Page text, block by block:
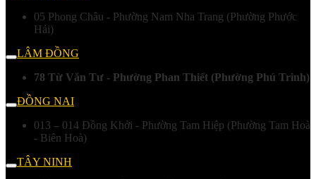
05 Phong Châu - Phường Nam Nha Trang (Phường Phước
Hải)
LÂM ĐỒNG
78 Từ Văn Tư - Phường Phan Thiết (Phường Phú Trinh)
ĐỒNG NAI
013 – 014 Đồng Khởi - Phường Tam Hiệp (Phường Tam Hoà
- Biên Hoà)
TÂY NINH